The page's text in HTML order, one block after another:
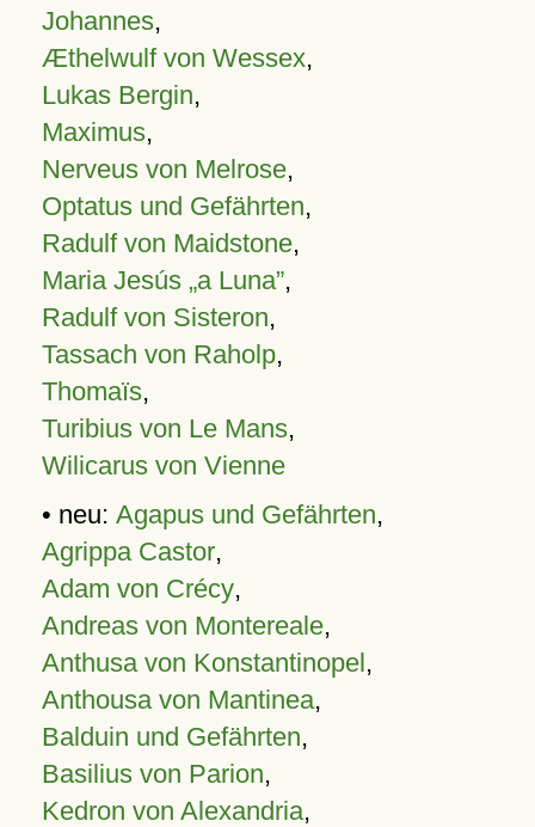
Johannes,
Æthelwulf von Wessex,
Lukas Bergin,
Maximus,
Nerveus von Melrose,
Optatus und Gefährten,
Radulf von Maidstone,
Maria Jesús „a Luna”,
Radulf von Sisteron,
Tassach von Raholp,
Thomaïs,
Turibius von Le Mans,
Wilicarus von Vienne
• neu: Agapus und Gefährten,
Agrippa Castor,
Adam von Crécy,
Andreas von Montereale,
Anthusa von Konstantinopel,
Anthousa von Mantinea,
Balduin und Gefährten,
Basilius von Parion,
Kedron von Alexandria,